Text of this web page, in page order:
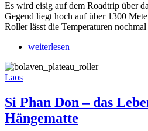
Es wird eisig auf dem Roadtrip über
Gegend liegt hoch auf über 1300
Roller lässt die Temperaturen
weiterlesen
Laos
Si Phan Don – das
Hängematte